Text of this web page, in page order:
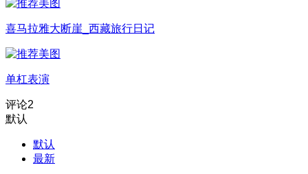
喜马拉雅大断崖_西藏旅行日记
单杠表演
评论2
默认
默认
最新